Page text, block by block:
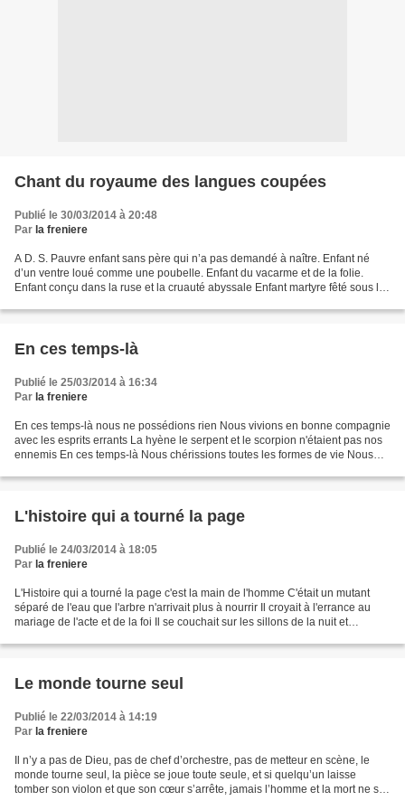
Chant du royaume des langues coupées
Publié le 30/03/2014 à 20:48
Par la freniere
A D. S. Pauvre enfant sans père qui n’a pas demandé à naître. Enfant né
d’un ventre loué comme une poubelle. Enfant du vacarme et de la folie.
Enfant conçu dans la ruse et la cruauté abyssale Enfant martyre fêté sous les
En ces temps-là
Publié le 25/03/2014 à 16:34
Par la freniere
En ces temps-là nous ne possédions rien Nous vivions en bonne compagnie
avec les esprits errants La hyène le serpent et le scorpion n'étaient pas nos
ennemis En ces temps-là Nous chérissions toutes les formes de vie Nous
L'histoire qui a tourné la page
Publié le 24/03/2014 à 18:05
Par la freniere
L'Histoire qui a tourné la page c'est la main de l'homme C'était un mutant
séparé de l'eau que l'arbre n'arrivait plus à nourrir Il croyait à l'errance au
mariage de l'acte et de la foi Il se couchait sur les sillons de la nuit et
Le monde tourne seul
Publié le 22/03/2014 à 14:19
Par la freniere
Il n’y a pas de Dieu, pas de chef d’orchestre, pas de metteur en scène, le
monde tourne seul, la pièce se joue toute seule, et si quelqu’un laisse
tomber son violon et que son cœur s’arrête, jamais l’homme et la mort ne se